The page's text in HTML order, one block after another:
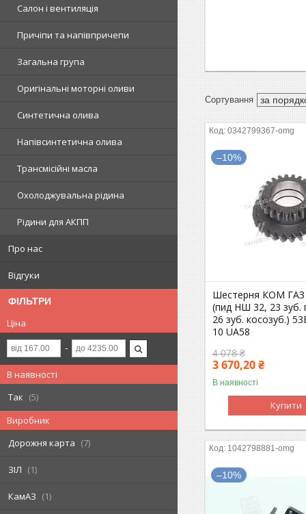
Салон і вентиляція
Причіпи та напівпричепи
Загальна група
Оригінальні моторні оливи
Синтетична олива
Напівсинтетична олива
Трансмісійні масла
Охолоджувальна рідина
Рідини для АКПП
Про нас
Відгуки
ФІЛЬТРИ
Ціна
В наявності
Так
5
Виробник
Дорожня карта
7
ЗІЛ 1
КамАЗ 1
0342799367-omg
–10%
Шестерня КОМ ГАЗ
(пид НШ 32, 23 зуб.
26 зуб. косозуб.)
10 UA58
4 078 ₴
3 670,20 ₴
В наявності
Купити
1042798881-omg
–10%